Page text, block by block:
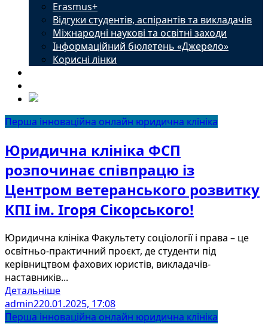
Erasmus+
Відгуки студентів, аспірантів та викладачів
Міжнародні наукові та освітні заходи
Інформаційний бюлетень «Джерело»
Корисні лінки
Перша інноваційна онлайн юридична клініка
Юридична клініка ФСП
розпочинає співпрацю із
Центром ветеранського розвитку
КПІ ім. Ігоря Сікорського!
Юридична клініка Факультету соціології і права – це
освітньо-практичний проєкт, де студенти під
керівництвом фахових юристів, викладачів-
наставників...
Детальніше
admin220.01.2025, 17:08
Перша інноваційна онлайн юридична клініка